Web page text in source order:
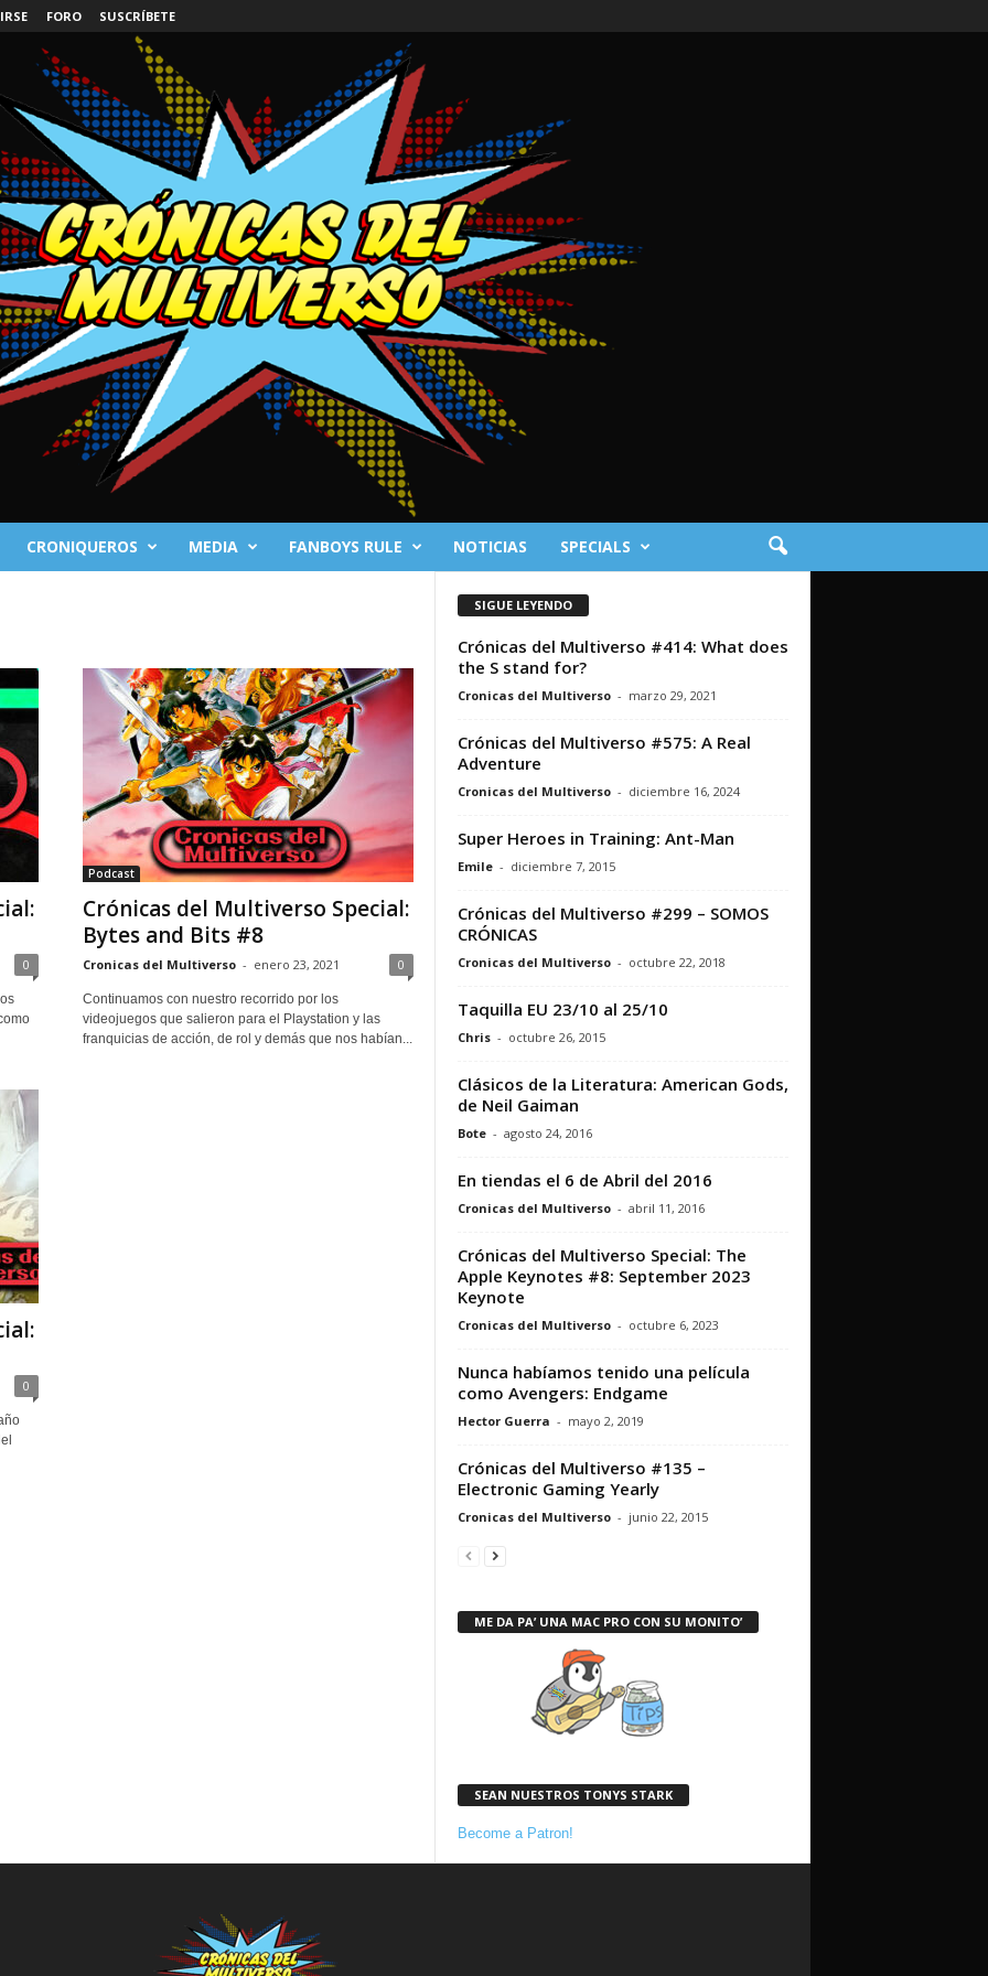
FORO SUSCRÍBETE
CRONIQUEROS MEDIA FANBOYS RULE NOTICIAS SPECIALS
0
Podcast
Crónicas del Multiverso Special:
Bytes and Bits #8
Cronicas del Multiverso - enero 23, 2021 0
Continuamos con nuestro recorrido por los
videojuegos que salieron para el Playstation y las
franquicias de acción, de rol y demás que nos habían...
0
SIGUE LEYENDO
Crónicas del Multiverso #414: What does
the S stand for?
Cronicas del Multiverso - marzo 29, 2021
Crónicas del Multiverso #575: A Real
Adventure
Cronicas del Multiverso - diciembre 16, 2024
Super Heroes in Training: Ant-Man
Emile - diciembre 7, 2015
Crónicas del Multiverso #299 – SOMOS
CRÓNICAS
Cronicas del Multiverso - octubre 22, 2018
Taquilla EU 23/10 al 25/10
Chris - octubre 26, 2015
Clásicos de la Literatura: American Gods,
de Neil Gaiman
Bote - agosto 24, 2016
En tiendas el 6 de Abril del 2016
Cronicas del Multiverso - abril 11, 2016
Crónicas del Multiverso Special: The
Apple Keynotes #8: September 2023
Keynote
Cronicas del Multiverso - octubre 6, 2023
Nunca habíamos tenido una película
como Avengers: Endgame
Hector Guerra - mayo 2, 2019
Crónicas del Multiverso #135 –
Electronic Gaming Yearly
Cronicas del Multiverso - junio 22, 2015
ME DA PA’ UNA MAC PRO CON SU MONITO’
SEAN NUESTROS TONYS STARK
Become a Patron!